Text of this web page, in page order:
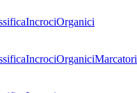
IncrociOrganici
IncrociOrganiciMarcatori